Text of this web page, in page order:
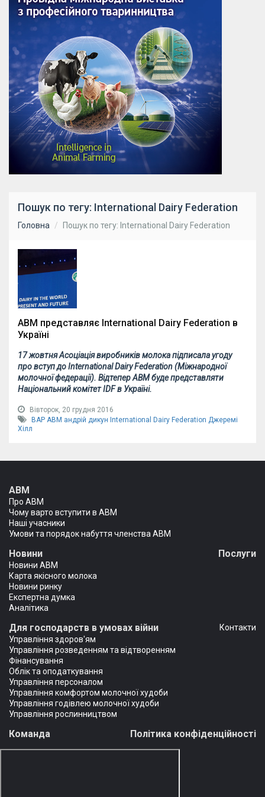
Пошук по тегу: International Dairy Federation
Головна Пошук по тегу: International Dairy Federation
АВМ представляє International Dairy Federation в
Україні
17 жовтня Асоціація виробників молока підписала угоду
про вступ до International Dairy Federation (Міжнародної
молочної федерації). Відтепер АВМ буде представляти
Національний комітет IDF в Україні.
Вівторок, 20 грудня 2016
ВАР АВМ андрій дикун International Dairy Federation Джеремі
Хілл
АВМ
Про АВМ
Чому варто вступити в АВМ
Наші учасники
Умови та порядок набуття членства АВМ
Новини
Новини АВМ
Карта якісного молока
Новини ринку
Експертна думка
Аналітика
Послуги
Для господарств в умовах війни
Управління здоров'ям
Управління розведенням та відтворенням
Фінансування
Облік та оподаткування
Управління персоналом
Управління комфортом молочної худоби
Управління годівлею молочної худоби
Управління рослинництвом
Контакти
Команда Політика конфіденційності